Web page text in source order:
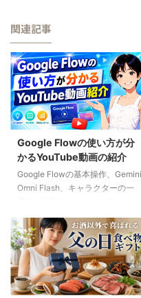
関連記事
Google Flowの使い方が分
かるYouTube動画の紹介
Google Flowの基本操作、Gemini
Omni Flash、キャラクターの一
研究室の長編動画18本を、目的別
に分かりやすく紹介します。